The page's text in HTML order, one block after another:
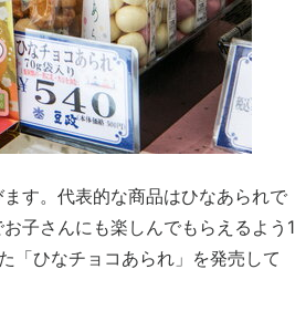
す。代表的な商品はひなあられで
子さんにも楽しんでもらえるよう1
「ひなチョコあられ」を発売して